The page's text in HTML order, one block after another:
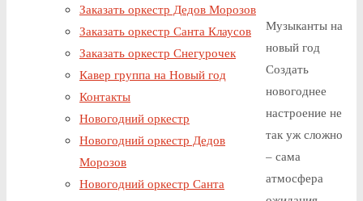
Музыканты на
новый год
Создать
новогоднее
настроение не
так уж сложно
– сама
атмосфера
Заказать оркестр Дедов Морозов
Заказать оркестр Санта Клаусов
Заказать оркестр Снегурочек
Кавер группа на Новый год
Контакты
Новогодний оркестр
Новогодний оркестр Дедов
Морозов
Новогодний оркестр Санта